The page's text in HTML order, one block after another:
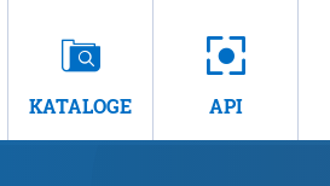
KATALOGE API